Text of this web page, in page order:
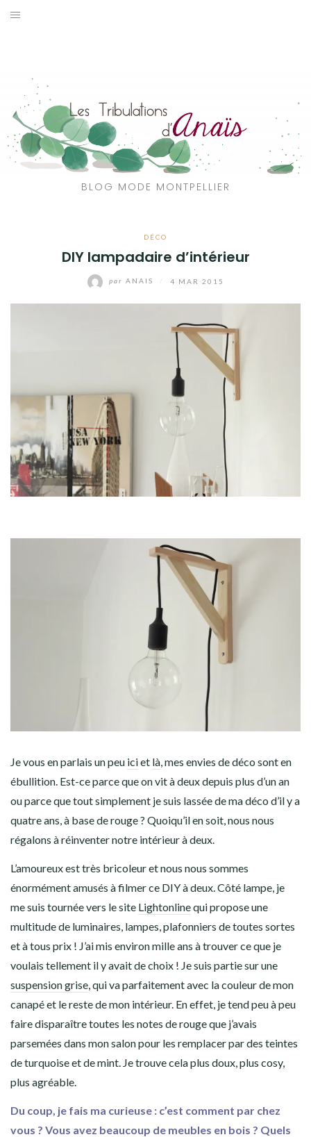
Aller
BLOG MODE MONTPELLIER
DÉCO
DIY lampadaire d’intérieur
par ANAIS 4 MAR 2015
Je vous en parlais un peu iciet là , mes envies de déco sont en
ébullition. Est-ce parce que on vit à deux depuis plus d’un an
ou parce que tout simplement je suis lassée de ma déco d’il y a
quatre ans, à base de rouge ? Quoiqu’il en soit, nous nous
régalons à réinventer notre intérieur à deux.
L’amoureux est très bricoleur et nous nous sommes
énormément amusés à filmer ce DIY à deux. Côté lampe, je
me suis tournée vers le site Lightonlinequi propose une
multitude de luminaires, lampes, plafonniers de toutes sortes
et à tous prix ! J’ai mis environ mille ans à trouver ce que je
voulais tellement il y avait de choix ! Je suis partie sur une
suspension grise , qui va parfaitement avec la couleur de mon
canapé et le reste de mon intérieur. En effet, je tend peu à peu
faire disparaître toutes les notes de rouge que j’avais
parsemées dans mon salon pour les remplacer par des teintes
de turquoise et de mint. Je trouve cela plus doux, plus cosy,
plus agréable.
Du coup, je fais ma curieuse : c’est comment par chez
vous ? Vous avez beaucoup de meubles en bois ? Quels
CATÉGORIES
VOYAGE
MON DRESSING